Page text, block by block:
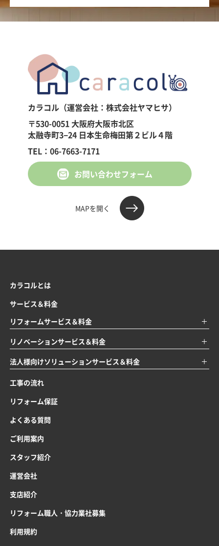
カラコル（運営会社：株式会社ヤマヒサ）
〒530-0051 大阪府大阪市北区
太融寺町3−24 日本生命梅田第２ビル４階
TEL：06-7663-7171
お問い合わせフォーム
MAPを開く
カラコルとは
サービス＆料金
リフォームサービス＆料金
リノベーションサービス＆料金
法人様向けソリューションサービス＆料金
工事の流れ
リフォーム保証
よくある質問
ご利用案内
スタッフ紹介
運営会社
支店紹介
リフォーム職人・協力業社募集
利用規約